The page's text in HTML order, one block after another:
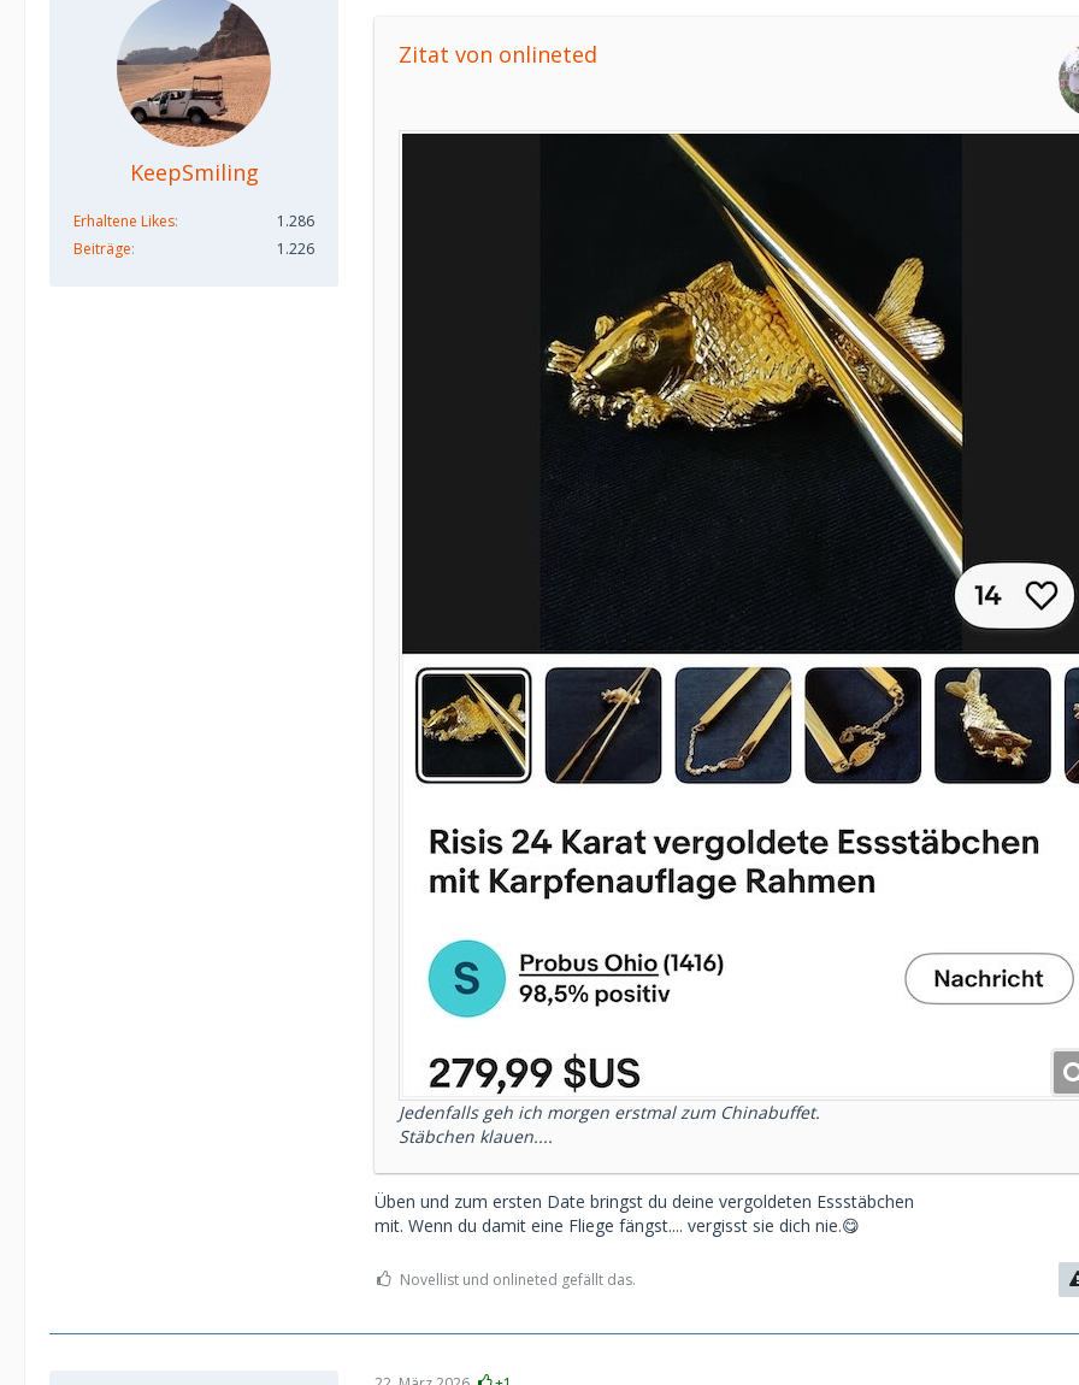
KeepSmiling
Erhaltene Likes
1.286
Beiträge
1.226
Zitat von onlineted
Jedenfalls geh ich morgen erstmal zum Chinabuffet.
Stäbchen klauen....
Üben und zum ersten Date bringst du deine vergoldeten Essstäbchen
mit. Wenn du damit eine Fliege fängst.... vergisst sie dich nie.😋
Novellist und onlineted gefällt das.